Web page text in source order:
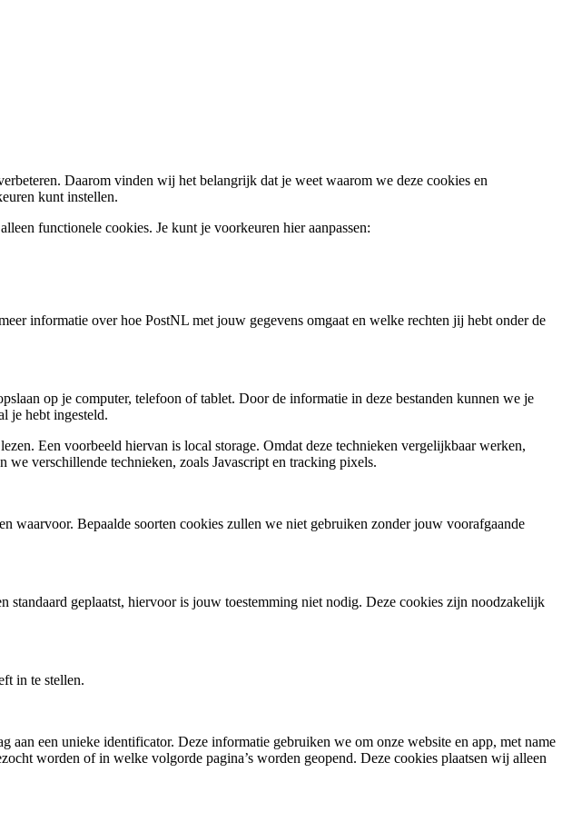
Daarom vinden wij het belangrijk dat je weet waarom we deze cookies en
kunt instellen.
functionele cookies. Je kunt je voorkeuren hier aanpassen:
informatie over hoe PostNL met jouw gegevens omgaat en welke rechten jij hebt onder de
op je computer, telefoon of tablet. Door de informatie in deze bestanden kunnen we je
je hebt ingesteld.
Een voorbeeld hiervan is local storage. Omdat deze technieken vergelijkbaar werken,
verschillende technieken, zoals Javascript en tracking pixels.
waarvoor. Bepaalde soorten cookies zullen we niet gebruiken zonder jouw voorafgaande
standaard geplaatst, hiervoor is jouw toestemming niet nodig. Deze cookies zijn noodzakelijk
in te stellen.
een unieke identificator. Deze informatie gebruiken we om onze website en app, met name
worden of in welke volgorde pagina’s worden geopend. Deze cookies plaatsen wij alleen